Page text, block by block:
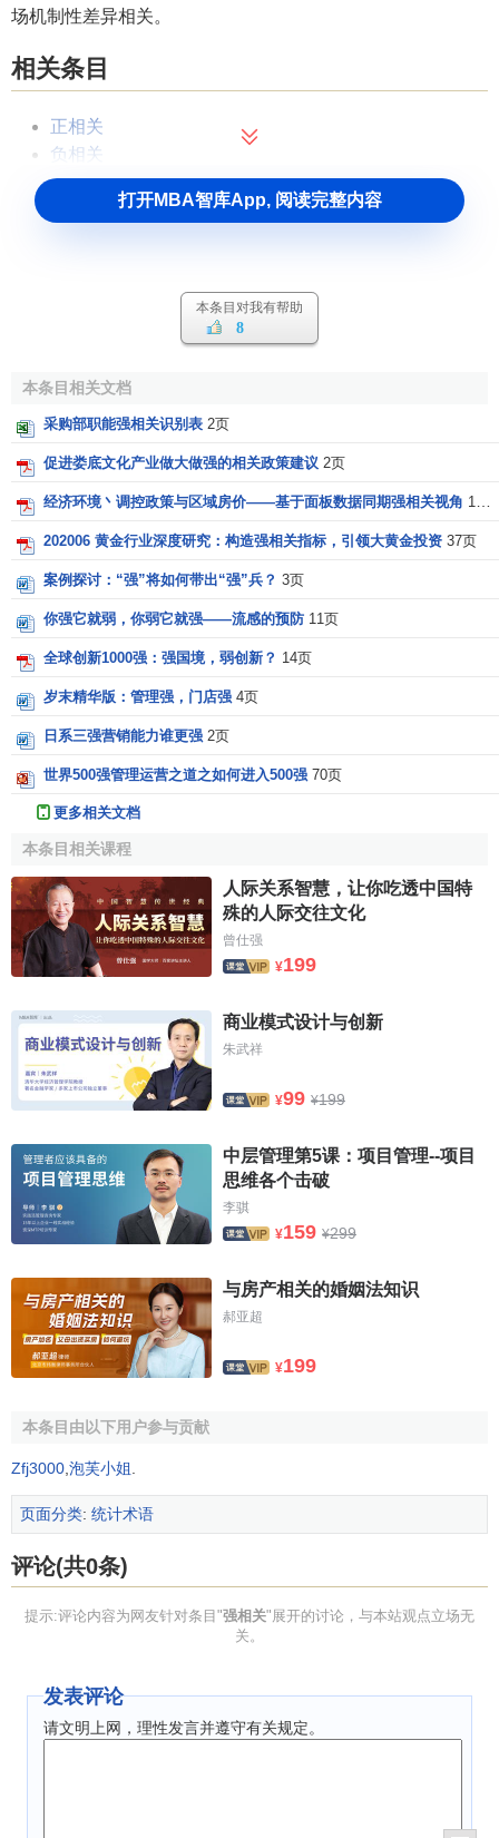
场机制性差异相关。
相关条目
正相关
负相关
零相关
打开MBA智库App, 阅读完整内容
本条目对我有帮助
8
本条目相关文档
采购部职能强相关识别表 2页
促进娄底文化产业做大做强的相关政策建议 2页
经济环境丶调控政策与区域房价——基于面板数据同期强相关视角 19页
202006 黄金行业深度研究：构造强相关指标，引领大黄金投资 37页
案例探讨：“强”将如何带出“强”兵？ 3页
你强它就弱，你弱它就强——流感的预防 11页
全球创新1000强：强国境，弱创新？ 14页
岁末精华版：管理强，门店强 4页
日系三强营销能力谁更强 2页
世界500强管理运营之道之如何进入500强 70页
更多相关文档
本条目相关课程
人际关系智慧，让你吃透中国特
殊的人际交往文化
曾仕强
¥199
商业模式设计与创新
朱武祥
¥99 ¥199
中层管理第5课：项目管理--项目
思维各个击破
李骐
¥159 ¥299
与房产相关的婚姻法知识
郝亚超
¥199
本条目由以下用户参与贡献
Zfj3000 泡芙小姐
页面分类: 统计术语
评论(共0条)
提示:评论内容为网友针对条目"强相关"展开的讨论，与本站观点立场无
关。
发表评论
请文明上网，理性发言并遵守有关规定。